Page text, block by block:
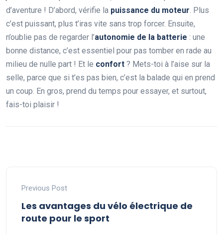
d’aventure ! D’abord, vérifie la puissance du moteur. Plus
c’est puissant, plus t’iras vite sans trop forcer. Ensuite,
n’oublie pas de regarder l’autonomie de la batterie : une
bonne distance, c’est essentiel pour pas tomber en rade au
milieu de nulle part ! Et le confort ? Mets-toi à l’aise sur la
selle, parce que si t’es pas bien, c’est la balade qui en prend
un coup. En gros, prend du temps pour essayer, et surtout,
fais-toi plaisir !
Previous Post
Les avantages du vélo électrique de
route pour le sport